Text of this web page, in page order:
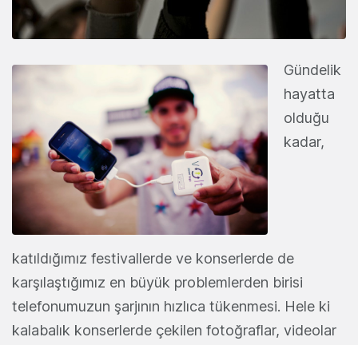
Gündelik
hayatta
olduğu
kadar,
katıldığımız festivallerde ve konserlerde de
karşılaştığımız en büyük problemlerden birisi
telefonumuzun şarjının hızlıca tükenmesi. Hele ki
kalabalık konserlerde çekilen fotoğraflar, videolar